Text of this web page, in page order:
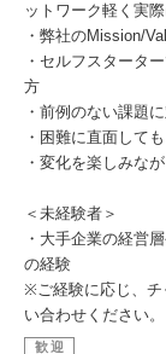
ットワーク軽く実
・弊社のMission/
・セルフスタータ
方
・前例のない課題
・困難に直面して
・変化を楽しみな
＜未経験者＞
・大手企業の経営
の経験
※ご経験に応じ、チ
い合わせください。
歓迎